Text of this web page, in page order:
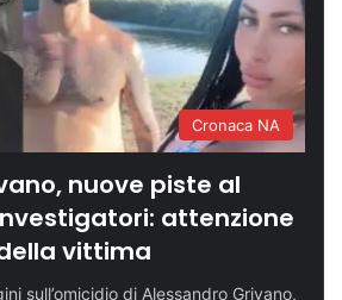
Cronaca NA
nuove piste al
attenzione
vittima
sull’omicidio di Alessandro Grivano,